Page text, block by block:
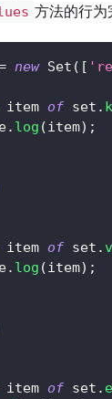
方法的行为
new Set ( [
item of set .
. log (item) ;
item of set .
. log (item) ;
item of set .